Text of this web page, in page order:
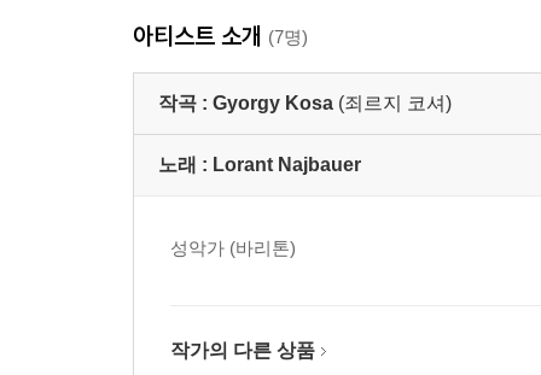
아티스트 소개 (7명)
작곡 : Gyorgy Kosa (죄르지 코셔)
노래 : Lorant Najbauer
성악가 (바리톤)
작가의 다른 상품